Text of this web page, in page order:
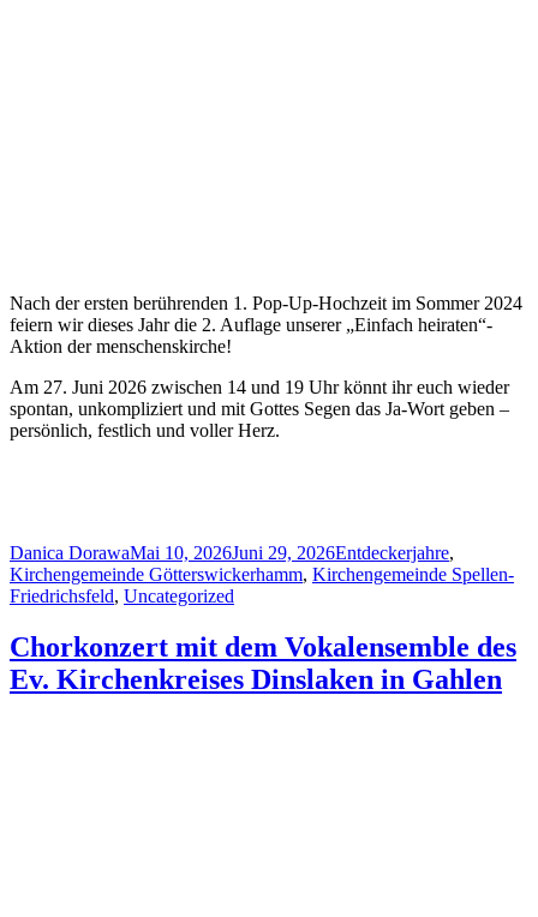
Nach der ersten berührenden 1. Pop-Up-Hochzeit im Sommer 2024
feiern wir dieses Jahr die 2. Auflage unserer „Einfach heiraten“-
Aktion der menschenskirche!
Am 27. Juni 2026 zwischen 14 und 19 Uhr könnt ihr euch wieder
spontan, unkompliziert und mit Gottes Segen das Ja-Wort geben –
persönlich, festlich und voller Herz.
Author
Danica DorawaPosted
on
Mai 10, 2026Juni 29, 2026Categories
Entdeckerjahre,
Kirchengemeinde Götterswickerhamm, Kirchengemeinde Spellen-
Friedrichsfeld, Uncategorized
Chorkonzert mit dem Vokalensemble des
Ev. Kirchenkreises Dinslaken in Gahlen